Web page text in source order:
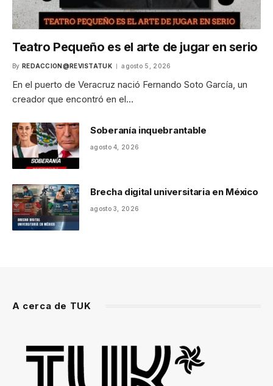
Teatro Pequeño es el arte de jugar en serio
By REDACCION@REVISTATUK agosto 5, 2026
En el puerto de Veracruz nació Fernando Soto García, un
creador que encontró en el…
Soberanía inquebrantable
agosto 4, 2026
Brecha digital universitaria en México
agosto 3, 2026
A cerca de TUK